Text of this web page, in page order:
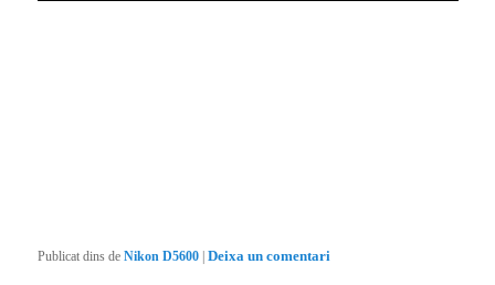
Publicat dins de Nikon D5600 |Deixa un comentari